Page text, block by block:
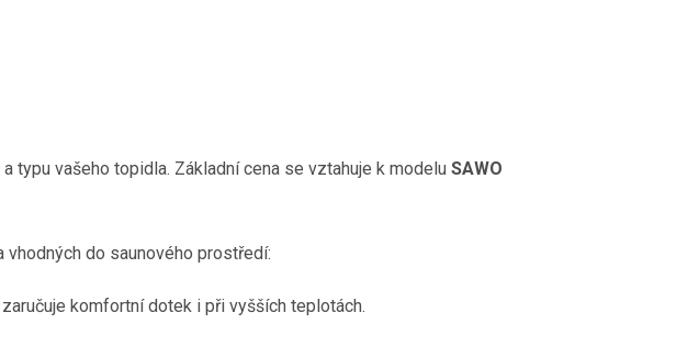
typu vašeho topidla. Základní cena se vztahuje k modeluSAWO
do saunového prostředí:
komfortní dotek i při vyšších teplotách.